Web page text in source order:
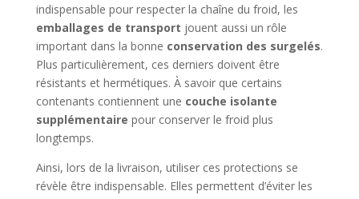
indispensable pour respecter la chaîne du froid, les
emballages de transport jouent aussi un rôle
important dans la bonne conservation des surgelés.
Plus particulièrement, ces derniers doivent être
résistants et hermétiques. À savoir que certains
contenants contiennent une couche isolante
supplémentaire pour conserver le froid plus
longtemps.
Ainsi, lors de la livraison, utiliser ces protections se
révèle être indispensable. Elles permettent d’éviter les